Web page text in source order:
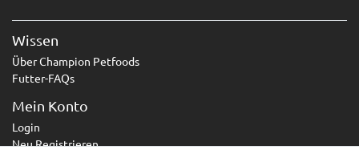
Wissen
Über Champion Petfoods
Futter-FAQs
Mein Konto
Login
Neu Registrieren